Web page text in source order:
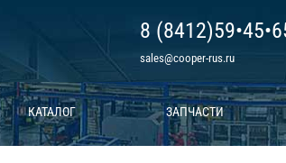
8
sales@cooper-rus.ru
КАТАЛОГ ЗАПЧАСТИ